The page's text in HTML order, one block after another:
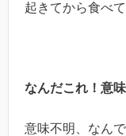
起きてから食べ
なんだこれ！意
意味不明、なん